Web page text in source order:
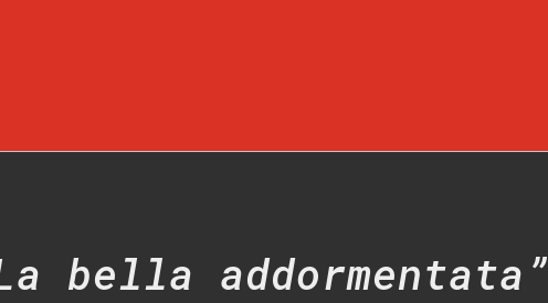
bella addormentata”